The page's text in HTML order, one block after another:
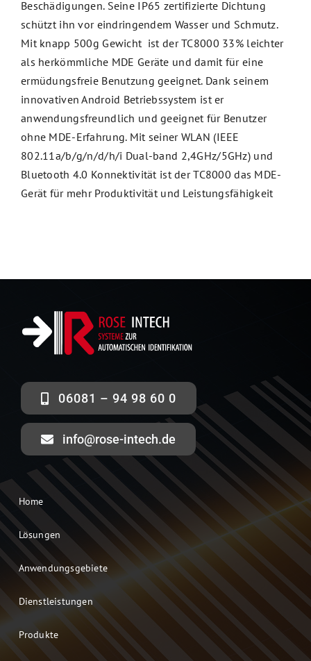
Beschädigungen. Seine IP65 zertifizierte Dichtung
schützt ihn vor eindringendem Wasser und Schmutz.
Mit knapp 500g Gewicht ist der TC8000 33% leichter
als herkömmliche MDE Geräte und damit für eine
ermüdungsfreie Benutzung geeignet. Dank seinem
innovativen Android Betriebssystem ist er
anwendungsfreundlich und geeignet für Benutzer
ohne MDE-Erfahrung. Mit seiner WLAN (IEEE
802.11a/b/g/n/d/h/i Dual-band 2,4GHz/5GHz) und
Bluetooth 4.0 Konnektivität ist der TC8000 das MDE-
Gerät für mehr Produktivität und Leistungsfähigkeit
06081 – 94 98 60 0
info@rose-intech.de
Home
Lösungen
Anwendungsgebiete
Dienstleistungen
Produkte